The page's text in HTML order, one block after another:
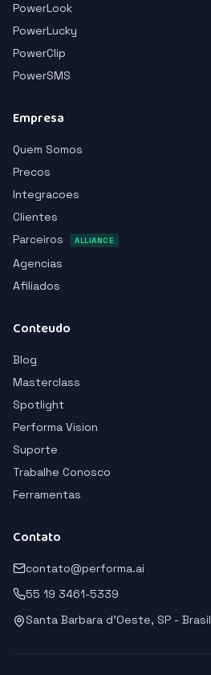
PowerLook
PowerLucky
PowerClip
PowerSMS
Empresa
Quem Somos
Precos
Integracoes
Clientes
Parceiros
ALLIANCE
Agencias
Afiliados
Conteudo
Blog
Masterclass
Spotlight
Performa Vision
Suporte
Trabalhe Conosco
Ferramentas
Contato
contato@performa.ai
55 19 3461-5339
Santa Barbara d'Oeste, SP - Brasil